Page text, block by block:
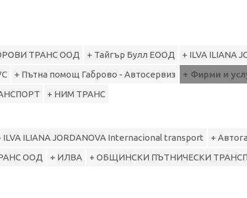
ТРАНС ООД + Тайгър Булл ЕООД
+ ILVA ILIANA
+ Пътна помощ Габрово - Автосервиз
+ Фирми и
+ НИМ ТРАНС
ILVA ILIANA JORDANOVA Internacional transport +
ООД + ИЛВА + ОБЩИНСКИ ПЪТНИЧЕСКИ